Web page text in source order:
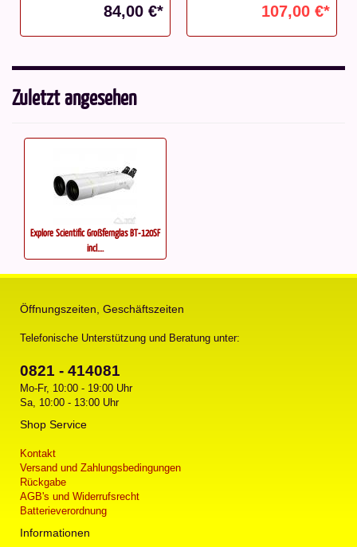
84,00 €* 107,00 €*
Zuletzt angesehen
Explore Scientific Großfernglas BT-120SF
incl....
Öffnungszeiten, Geschäftszeiten
Telefonische Unterstützung und Beratung unter:
0821 - 414081
Mo-Fr, 10:00 - 19:00 Uhr
Sa, 10:00 - 13:00 Uhr
Shop Service
Kontakt
Versand und Zahlungsbedingungen
Rückgabe
AGB's und Widerrufsrecht
Batterieverordnung
Informationen